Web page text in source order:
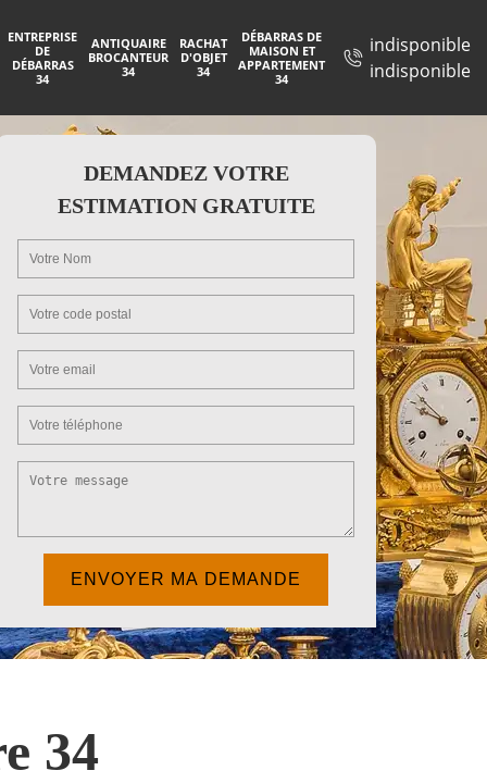
ENTREPRISE
DE
DÉBARRAS
34
ANTIQUAIRE
BROCANTEUR
34
RACHAT
D'OBJET
34
DÉBARRAS DE
MAISON ET
APPARTEMENT
34
indisponible
indisponible
DEMANDEZ VOTRE
ESTIMATION GRATUITE
34